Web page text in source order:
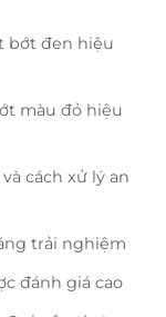
bớt đen hiệu
màu đỏ hiệu
cách xử lý an
trải nghiệm
đánh giá cao